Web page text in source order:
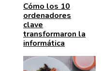
Cómo los 10
ordenadores
clave
transformaron la
informática